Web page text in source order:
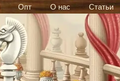
Опт О нас Статьи